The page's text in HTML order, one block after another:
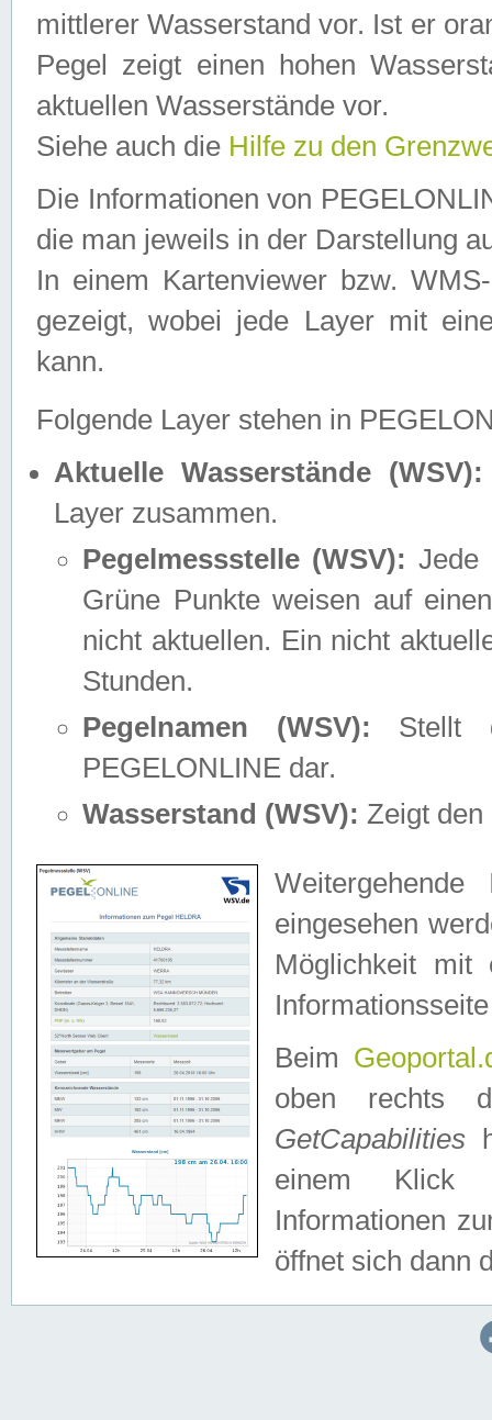
mittlerer Wasserstand vor. Ist er
Pegel zeigt einen hohen
aktuellen Wasserstände vor.
Siehe auch die Hilfe zu den
Die Informationen von
die man jeweils in der Darstellung
In einem Kartenviewer bzw.
gezeigt, wobei jede Layer mit
kann.
Folgende Layer stehen in
Aktuelle Wasserstände (WSV):
Layer zusammen.
Pegelmessstelle (WSV): Jede
Grüne Punkte weisen auf
nicht aktuellen. Ein nicht
Stunden.
Pegelnamen (WSV): Stellt
PEGELONLINE dar.
Wasserstand (WSV): Zeigt den
eingesehen
Möglichkeit mit
Beim
oben rechts
GetCapabilities
einem Klick
Informationen
öffnet sich dann